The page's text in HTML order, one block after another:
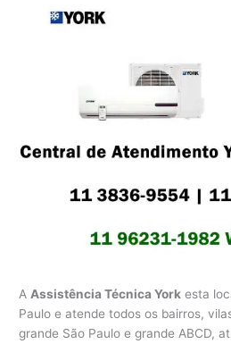
A Assistência Técnica York esta
Paulo e atende todos os bairros,
grande São Paulo e grande ABCD,